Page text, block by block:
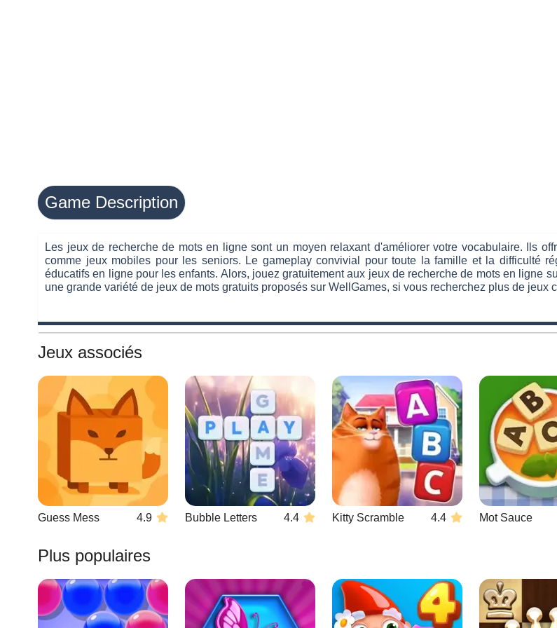
Game Description
Les jeux de recherche de mots en ligne sont un moyen relaxant d'améliorer votre vocabulaire. Ils
comme jeux mobiles pour les seniors. Le gameplay convivial pour toute la famille et la difficulté
éducatifs en ligne pour les enfants. Alors, jouez gratuitement aux jeux de recherche de mots en ligne
une grande variété de jeux de mots gratuits proposés sur WellGames, si vous recherchez plus de jeux
Jeux associés
Guess Mess 4.9 Bubble Letters 4.4 Kitty Scramble 4.4 Mot Sauce
Plus populaires